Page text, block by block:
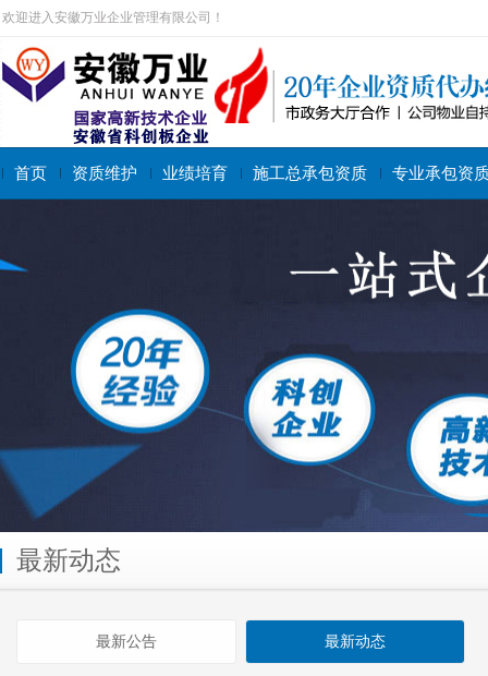
欢迎进入安徽万业企业管理有限公司！
首页 资质维护 业绩培育 施工总承包资质 专业承包资
搜索关键字： 施工总承包资质 专业承包资质 施工劳务资质
最新动态
最新公告 最新动态